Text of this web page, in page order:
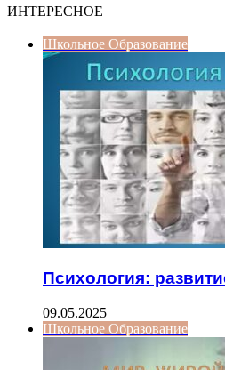
ИНТЕРЕСНОЕ
Школьное Образование
Психология:
09.05.2025
Школьное Образование